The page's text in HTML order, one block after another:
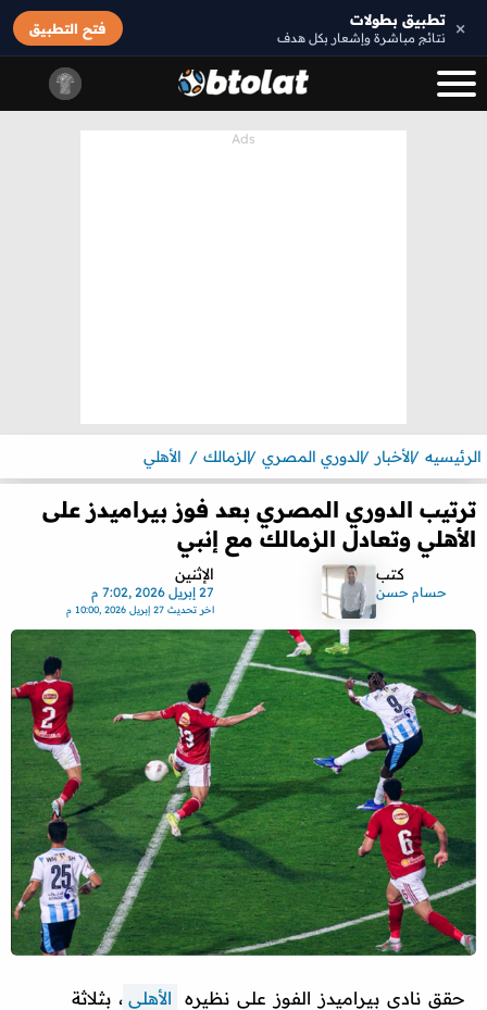
× تطبيق بطولات
نتائج مباشرة وإشعار بكل هدف
فتح التطبيق
الرئيسيه الأخبار الدوري المصري الزمالك الأهلي
ترتيب الدوري المصري بعد فوز بيراميدز على
الأهلي وتعادل الزمالك مع إنبي
كتب
حسام حسن
الإثنين
27 إبريل 2026 ,7:02 م
اخر تحديث27 إبريل 2026 ,10:00 م
حقق نادي بيراميدز الفوز على نظيره الأهلي ، بثلاثة